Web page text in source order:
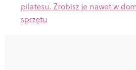
pilatesu. Zrobisz je nawet w
sprzętu